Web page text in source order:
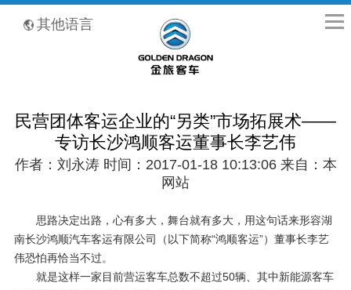
其他语言
民营团体客运企业的“另类”市场拓展术——
专访长沙鸿顺客运董事长李艺伟
作者：刘永涛 时间：2017-01-18 10:13:06 来自：本
网站
思路决定出路，心有多大，舞台就有多大，用这句话来形容湖
南长沙鸿顺汽车客运有限公司（以下简称“鸿顺客运”）董事长李艺
伟恐怕再恰当不过。
就是这样一家目前营运客车总数不超过50辆、其中新能源客车